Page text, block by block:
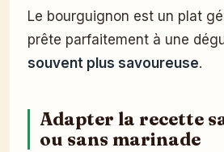
Le bourguignon est un plat
prête parfaitement à une
souvent plus savoureuse.
Adapter la recette
ou sans marinade